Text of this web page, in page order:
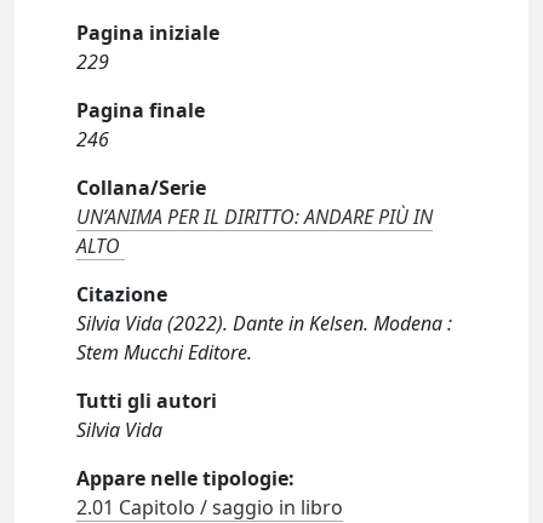
Pagina iniziale
229
Pagina finale
246
Collana/Serie
UN’ANIMA PER IL DIRITTO: ANDARE PIÙ IN
ALTO
Citazione
Silvia Vida (2022). Dante in Kelsen. Modena :
Stem Mucchi Editore.
Tutti gli autori
Silvia Vida
Appare nelle tipologie:
2.01 Capitolo / saggio in libro